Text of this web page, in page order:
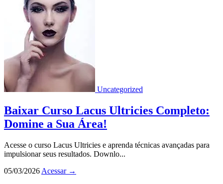
Uncategorized
Baixar Curso Lacus Ultricies Completo:
Domine a Sua Área!
Acesse o curso Lacus Ultricies e aprenda técnicas avançadas para
impulsionar seus resultados. Downlo...
05/03/2026 Acessar →